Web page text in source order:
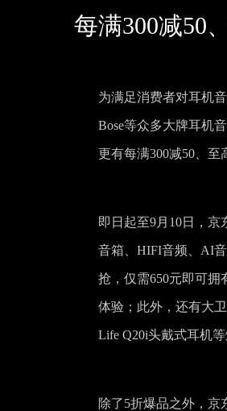
每满300减50
为满足消费者对耳机
Bose等众多大牌耳机
更有每满300减50、至
即日起至9月10日，
音箱、HIFI音频、AI
抢，仅需650元即可
体验；此外，还有大
Life Q20i头戴式耳机
除了5折爆品之外，